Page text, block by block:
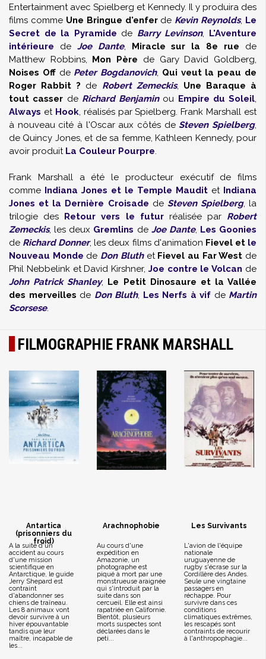
Entertainment avec Spielberg et Kennedy. Il y produira des
films comme Une Bringue d'enferde Kevin Reynolds, Le
Secret de la Pyramide de Barry Levinson, L'Aventure
intérieure de Joe Dante, Miracle sur la 8e rue de
Matthew Robbins, Mon Père de Gary David Goldberg,
Noises Offde Peter Bogdanovich, Qui veut la peau de
Roger Rabbit ? de Robert Zemeckis, Une Baraque à
tout casser de Richard Benjaminou Empire du Soleil,
Always et Hook, réalisés par Spielberg. Frank Marshall est
à nouveau cité à l'Oscar aux côtés deSteven Spielberg,
de Quincy Jones, et de sa femme, Kathleen Kennedy, pour
avoir produit La Couleur Pourpre.
Frank Marshall a été le producteur exécutif de films
comme Indiana Jones et le Temple Maudit et Indiana
Jones et la Dernière Croisade de Steven Spielberg, la
trilogie des Retour vers le futurréalisée par Robert
Zemeckis, les deux Gremlins de Joe Dante, Les Goonies
de Richard Donner, les deux films d'animation Fievel et le
Nouveau Monde de Don Bluthet Fievel au Far West de
Phil Nebbelink et David Kirshner, Joe contre le Volcan de
John Patrick Shanley, Le Petit Dinosaure et la Vallée
des merveilles de Don Bluth, Les Nerfs à vif de Martin
Scorsese.
FILMOGRAPHIE FRANK MARSHALL
Antartica
(prisonniers du
froid)
A la suite d'un
accident au cours
d'une mission
scientifique en
Antarctique, le guide
Jerry Shepard est
contraint
d'abandonner ses
chiens de traîneau.
Les 8 animaux vont
devoir survivre à un
hiver épouvantable
tandis que leur
maître, incapable de
les...
Arachnophobie
Au cours d'une
expédition en
Amazonie, un
photographe est
piqué à mort par une
monstrueuse araignée
qui s'introduit par la
suite dans son
cercueil. Elle est ainsi
rapatriée en Californie.
Bientôt, plusieurs
morts suspectes sont
déclarées dans le
peti...
Les Survivants
L'avion de l'équipe
nationale
uruguayenne de
rugby s'écrase sur la
Cordillère des Andes.
Seule une vingtaine
passagers en
réchappe. Pour
survivre dans ces
conditions
climatiques extrêmes,
les rescapés sont
contraints de recourir
à l'anthropophagie...